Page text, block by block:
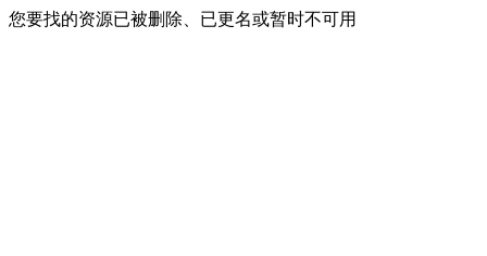
您要找的资源已被删除、已更名或暂时不可用